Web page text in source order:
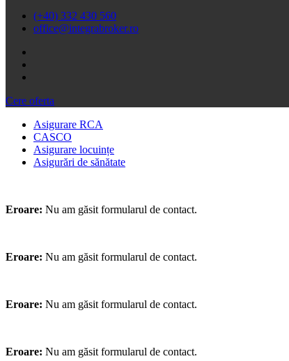
(+40) 332 430 560
office@integrabroker.ro
Cere oferta
Asigurare RCA
CASCO
Asigurare locuințe
Asigurări de sănătate
Eroare: Nu am găsit formularul de contact.
Eroare: Nu am găsit formularul de contact.
Eroare: Nu am găsit formularul de contact.
Eroare: Nu am găsit formularul de contact.